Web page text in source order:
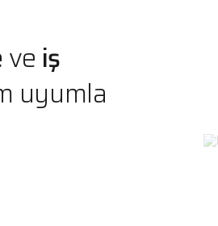
ve iş
uyumla